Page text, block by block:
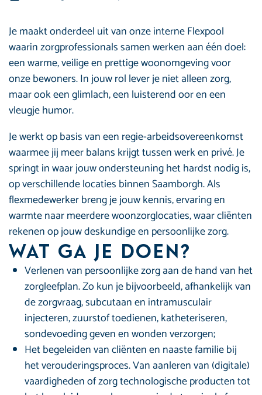
Je maakt onderdeel uit van onze interne Flexpool
waarin zorgprofessionals samen werken aan één doel:
een warme, veilige en prettige woonomgeving voor
onze bewoners. In jouw rol lever je niet alleen zorg,
maar ook een glimlach, een luisterend oor en een
vleugje humor.
Je werkt op basis van een regie-arbeidsovereenkomst
waarmee jij meer balans krijgt tussen werk en privé. Je
springt in waar jouw ondersteuning het hardst nodig is,
op verschillende locaties binnen Saamborgh. Als
flexmedewerker breng je jouw kennis, ervaring en
warmte naar meerdere woonzorglocaties, waar cliënten
rekenen op jouw deskundige en persoonlijke zorg.
Wat ga je doen?
Verlenen van persoonlijke zorg aan de hand van het
zorgleefplan. Zo kun je bijvoorbeeld, afhankelijk van
de zorgvraag, subcutaan en intramusculair
injecteren, zuurstof toedienen, katheteriseren,
sondevoeding geven en wonden verzorgen;
Het begeleiden van cliënten en naaste familie bij
het verouderingsproces. Van aanleren van (digitale)
vaardigheden of zorg technologische producten tot